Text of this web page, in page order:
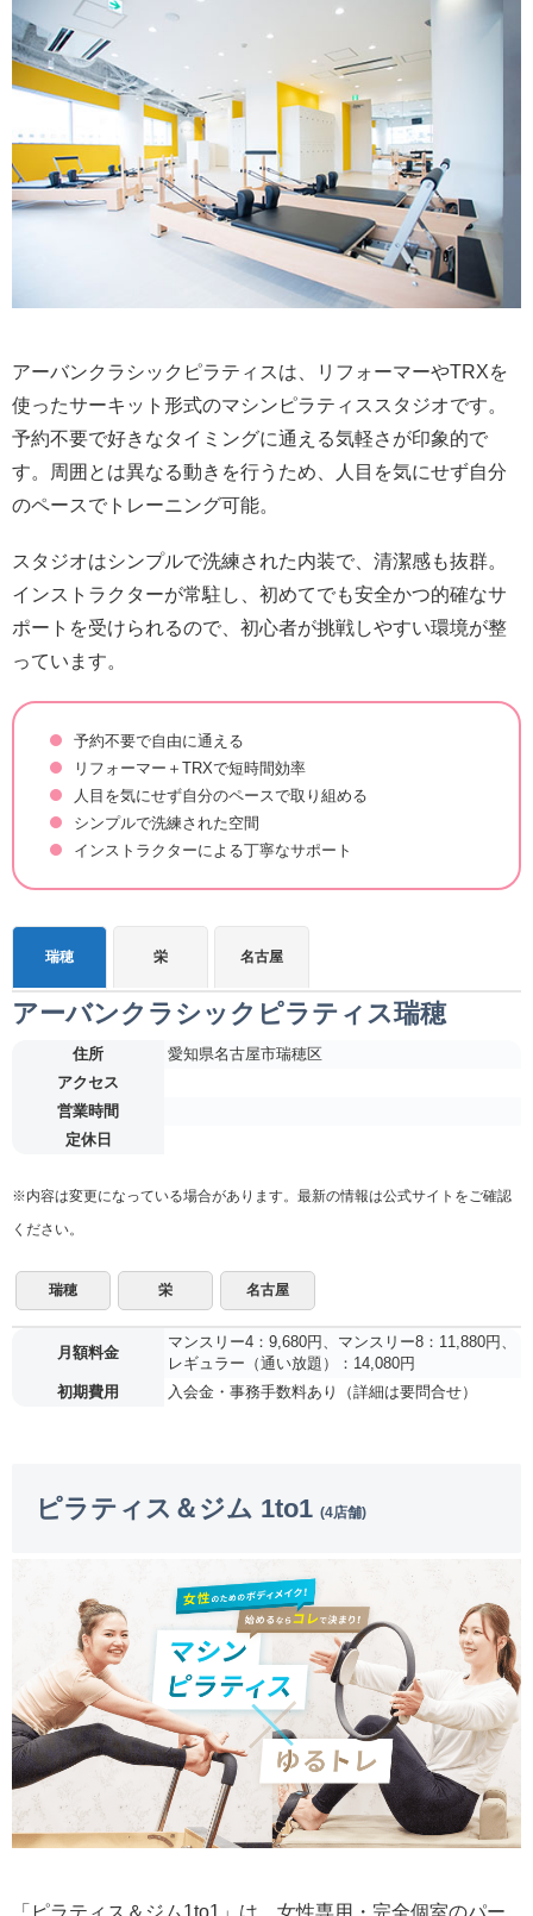
アーバンクラシックピラティスは、リフォーマーやTRXを
使ったサーキット形式のマシンピラティススタジオです。
予約不要で好きなタイミングに通える気軽さが印象的で
す。周囲とは異なる動きを行うため、人目を気にせず自分
のペースでトレーニング可能。
スタジオはシンプルで洗練された内装で、清潔感も抜群。
インストラクターが常駐し、初めてでも安全かつ的確なサ
ポートを受けられるので、初心者が挑戦しやすい環境が整
っています。
予約不要で自由に通える
リフォーマー＋TRXで短時間効率
人目を気にせず自分のペースで取り組める
シンプルで洗練された空間
インストラクターによる丁寧なサポート
瑞穂 栄 名古屋
アーバンクラシックピラティス瑞穂
住所
愛知県名古屋市瑞穂区
アクセス
営業時間
定休日
※内容は変更になっている場合があります。最新の情報は公式サイトをご確認
ください。
瑞穂 栄 名古屋
月額料金
マンスリー4：9,680円、マンスリー8：11,880円、
レギュラー（通い放題）：14,080円
初期費用
入会金・事務手数料あり（詳細は要問合せ）
ピラティス＆ジム 1to1 (4店舗)
「ピラティス＆ジム1to1」は、女性専用・完全個室のパー